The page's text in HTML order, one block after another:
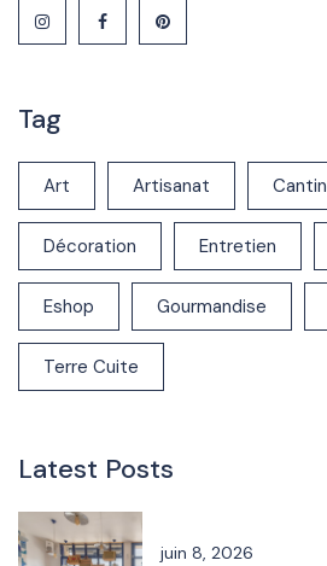
Tag
Art Artisanat
Décoration Entretien
Eshop Gourmandise
Terre Cuite
Latest Posts
juin 8, 2026